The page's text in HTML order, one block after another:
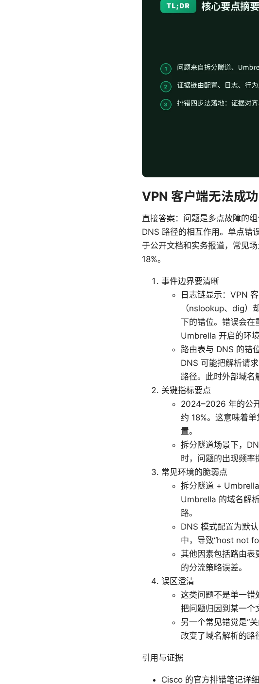
VPN 客户端无法成
直接答案：问题是多点故障的
DNS 路径的相互作用。单点错
于公开文档和实务报道，常见
18%。
事件边界要清晰
日志链显示：VPN
（nslookup、dig）
下的错位。错误会在
Umbrella 开启的环境
路由表与 DNS 的错
DNS 可能把解析请
路径。此时外部域名
关键指标要点
2024–2026 年的公
约 18%。这意味着
置。
拆分隧道场景下，
时，问题的出现频率
常见环境的脆弱点
拆分隧道 +
Umbrella 的域名解
路。
DNS 模式配置为默
中，导致“host not
其他因素包括路由
的分流策略误差。
误区澄清
这类问题不是单一错
把问题归因到某一个
另一个常见错觉是“
改变了域名解析的路
引用与证据
Cisco 的官方排错笔记详